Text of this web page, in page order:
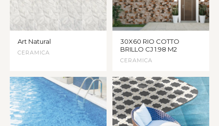
Art Natural
CERAMICA
30X60 RIO COTTO
BRILLO CJ 1.98 M2
CERAMICA